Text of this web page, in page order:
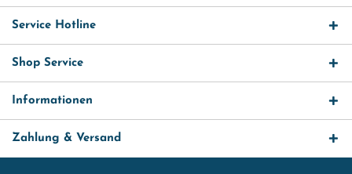
Service Hotline
Shop Service
Informationen
Zahlung & Versand